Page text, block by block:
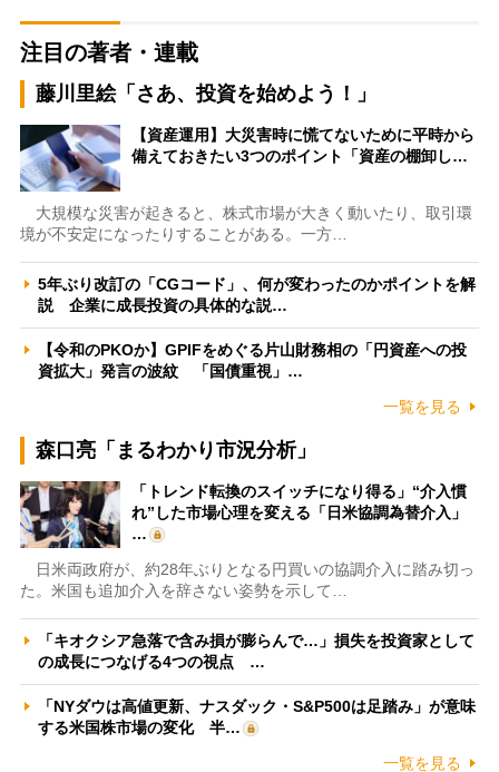
注目の著者・連載
藤川里絵「さあ、投資を始めよう！」
【資産運用】大災害時に慌てないために平時から
備えておきたい3つのポイント「資産の棚卸し…
大規模な災害が起きると、株式市場が大きく動いたり、取引環
境が不安定になったりすることがある。一方…
5年ぶり改訂の「CGコード」、何が変わったのかポイントを解
説 企業に成長投資の具体的な説…
【令和のPKOか】GPIFをめぐる片山財務相の「円資産への投
資拡大」発言の波紋 「国債重視」…
一覧を見る
森口亮「まるわかり市況分析」
「トレンド転換のスイッチになり得る」“介入慣
れ”した市場心理を変える「日米協調為替介入」
…
日米両政府が、約28年ぶりとなる円買いの協調介入に踏み切っ
た。米国も追加介入を辞さない姿勢を示して…
「キオクシア急落で含み損が膨らんで…」損失を投資家として
の成長につなげる4つの視点 …
「NYダウは高値更新、ナスダック・S&P500は足踏み」が意味
する米国株市場の変化 半…
一覧を見る